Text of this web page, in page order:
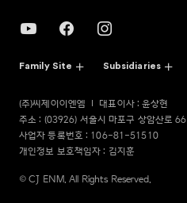
Family Site Subsidiaries
(주)씨제이이엔엠
대표이사 : 윤상현
주소 : (03926) 서울시 마포구 상암산로 66
사업자 등록번호 : 106-81-51510
개인정보 보호책임자 : 김지훈
© CJ ENM. All Rights Reserved.